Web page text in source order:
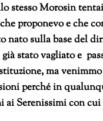
stesso Morosin
proponevo e che
nato sulla base del
stato vagliato e
ma
perché in
ai Serenissimi con